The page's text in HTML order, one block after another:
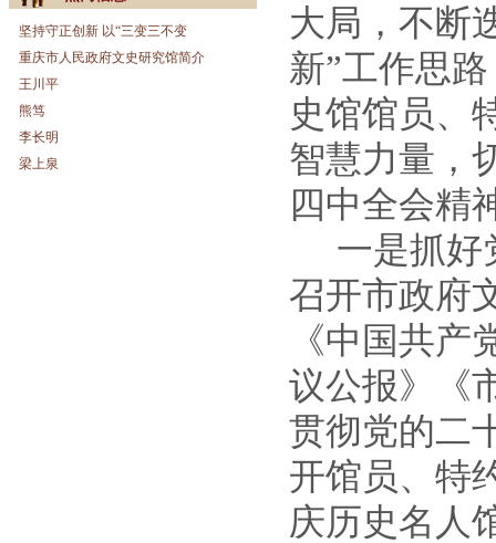
坚持守正创新 以“三变三不变
重庆市人民政府文史研究馆简介
王川平
熊笃
李长明
梁上泉
大局，不断
新”工作思
史馆馆员、
智慧力量，
四中全会精
一是抓好
召开市政府
《中国共
议公报》《
贯彻党的二
开馆员、特
庆历史名人